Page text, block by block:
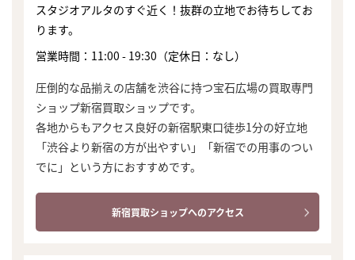
スタジオアルタのすぐ近く！抜群の立地でお待ちしてお
ります。
営業時間：11:00 - 19:30（定休日：なし）
圧倒的な品揃えの店舗を渋谷に持つ宝石広場の買取専門
ショップ新宿買取ショップです。
各地からもアクセス良好の新宿駅東口徒歩1分の好立地
「渋谷より新宿の方が出やすい」「新宿での用事のつい
でに」という方におすすめです。
新宿買取ショップへのアクセス
まずは